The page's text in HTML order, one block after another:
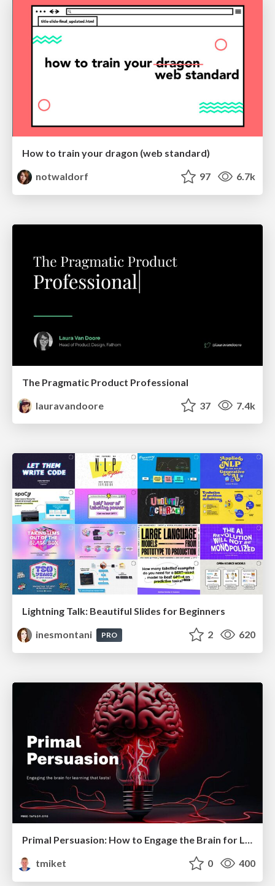
How to train your dragon (web standard)
notwaldorf
97 6.7k
The Pragmatic Product Professional
lauravandoore
37 7.4k
Lightning Talk: Beautiful Slides for Beginners
inesmontani
PRO 2 620
Primal Persuasion: How to Engage the Brain for Learning That Lasts
tmiket
0 400